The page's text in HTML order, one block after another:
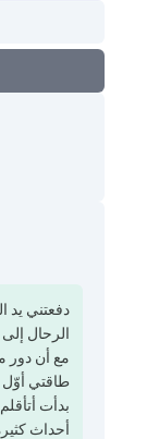
‫دفعتني يد
الرحال
‫مع أن دور
طاقتي أوّل
‫بدأت
‫أحداث